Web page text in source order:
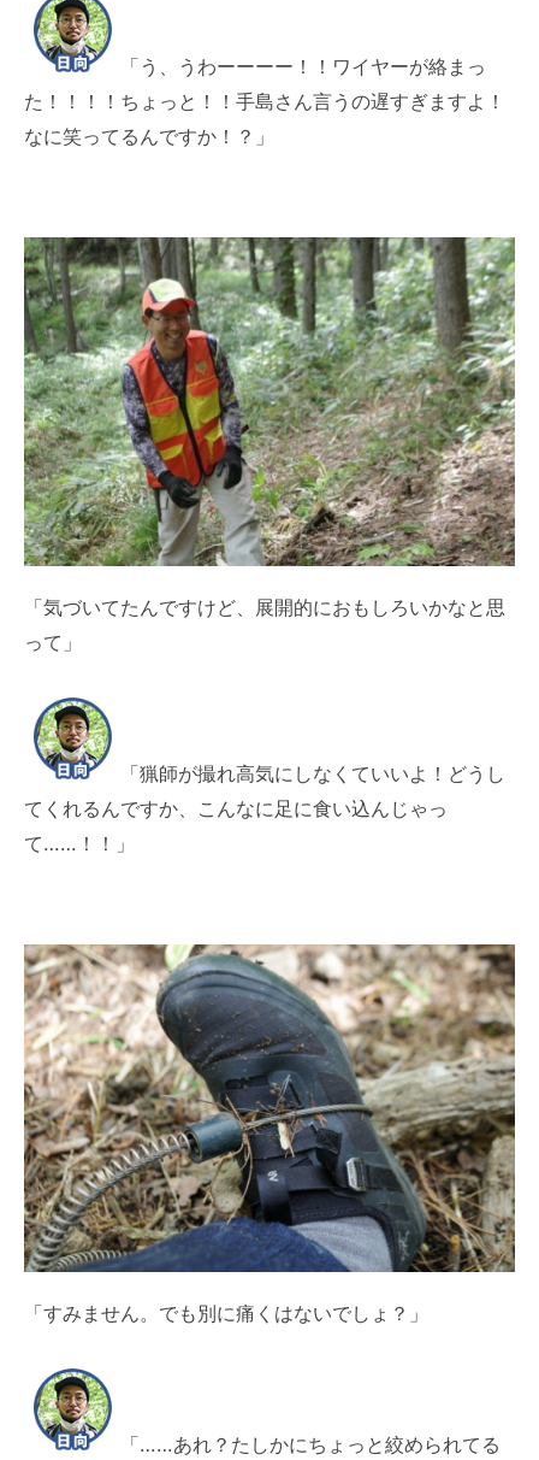
「う、うわーーーー！！ワイヤーが絡まっ
た！！！！ちょっと！！手島さん言うの遅すぎますよ！
なに笑ってるんですか！？」
「気づいてたんですけど、展開的におもしろいかなと思
って」
「猟師が撮れ高気にしなくていいよ！どうし
てくれるんですか、こんなに足に食い込んじゃっ
て……！！」
「すみません。でも別に痛くはないでしょ？」
「……あれ？たしかにちょっと絞められてる